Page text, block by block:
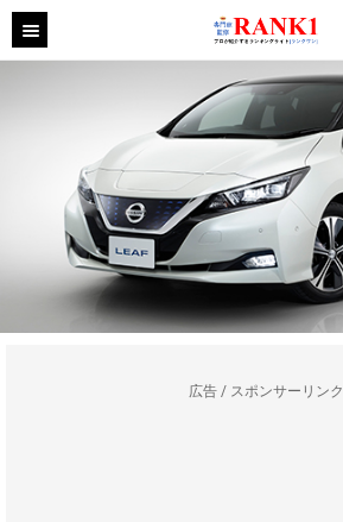
広告 / スポンサーリンク